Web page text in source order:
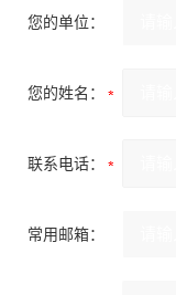
您的单位：
您的姓名：
联系电话：
常用邮箱：